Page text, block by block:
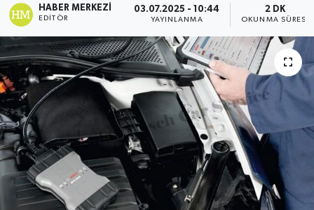
HABER MERKEZI
EDITÖR
03.07.2025 - 10:44
YAYINLANMA
2 DK
OKUNMA SÜRESI